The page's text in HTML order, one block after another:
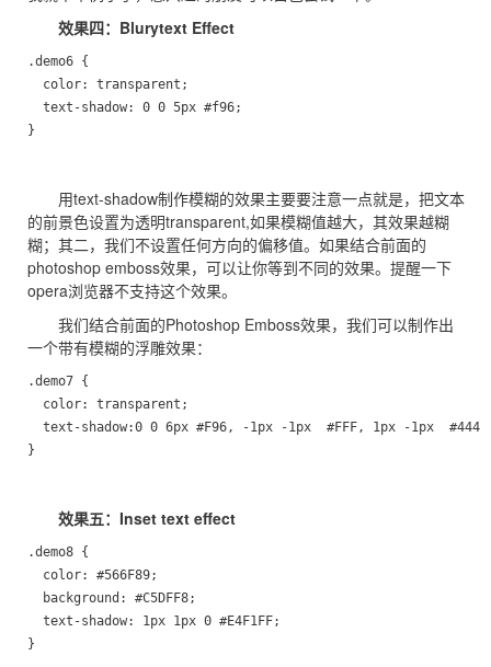
效果四：Blurytext Effect
.demo6 {
  color: transparent;
  text-shadow: 0 0 5px #f96;
}
用text-shadow制作模糊的效果主要要注意一点就是，把文本
的前景色设置为透明transparent,如果模糊值越大，其效果越糊
糊；其二，我们不设置任何方向的偏移值。如果结合前面的
photoshop emboss效果，可以让你等到不同的效果。提醒一下
opera浏览器不支持这个效果。
我们结合前面的Photoshop Emboss效果，我们可以制作出
一个带有模糊的浮雕效果：
.demo7 {
  color: transparent;
  text-shadow:0 0 6px #F96, -1px -1px  #FFF, 1px -1px  #444;
}
效果五：Inset text effect
.demo8 {
  color: #566F89;
  background: #C5DFF8;
  text-shadow: 1px 1px 0 #E4F1FF;
}